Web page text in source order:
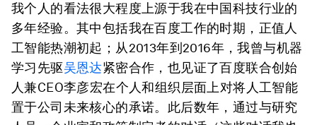
我个人的看法很大程度上源于我在中国科技行业的
多年经验。其中包括我在百度工作的时期，正值人
工智能热潮初起；从2013年到2016年，我曾与机器
学习先驱吴恩达紧密合作，也见证了百度联合创始
人兼CEO李彦宏在个人和组织层面上对将人工智能
置于公司未来核心的承诺。此后数年，通过与研究